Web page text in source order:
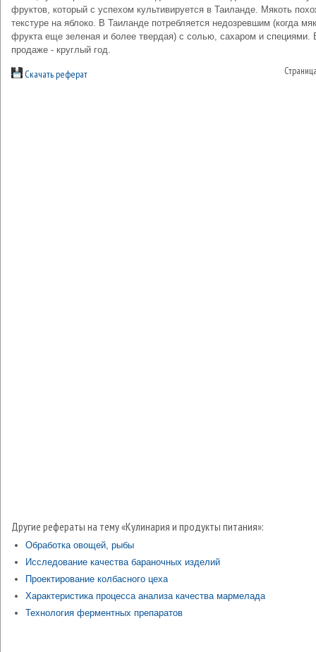
фруктов, который с успехом культивируется в Таиланде. Мякоть
текстуре на яблоко. В Таиланде потребляется недозревшим (когда
фрукта еще зеленая и более твердая) с солью, сахаром и специями.
продаже - круглый год.
Скачать реферат
Другие рефераты на тему «Кулинария и продукты питания»:
Обработка овощей, рыбы
Исследование качества бараночных изделий
Проектирование колбасного цеха
Характеристика процесса анализа качества мармелада
Технология ферментных препаратов